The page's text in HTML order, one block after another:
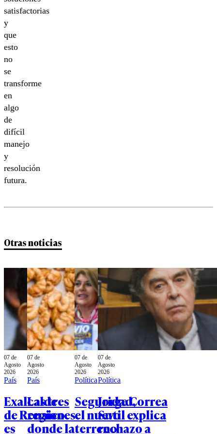
satisfactorias
y
que
esto
no
se
transforme
en
algo
de
difícil
manejo
y
resolución
futura.
Otras noticias
07 de
Agosto
2026
País
Exalcalde
de Renaico
es
07 de
Agosto
2026
País
Las tres
regiones
donde la
07 de
Agosto
2026
Política
Seguridad,
el nuevo
terreno
07 de
Agosto
2026
Política
Jorge Correa
Sutil explica
rechazo a